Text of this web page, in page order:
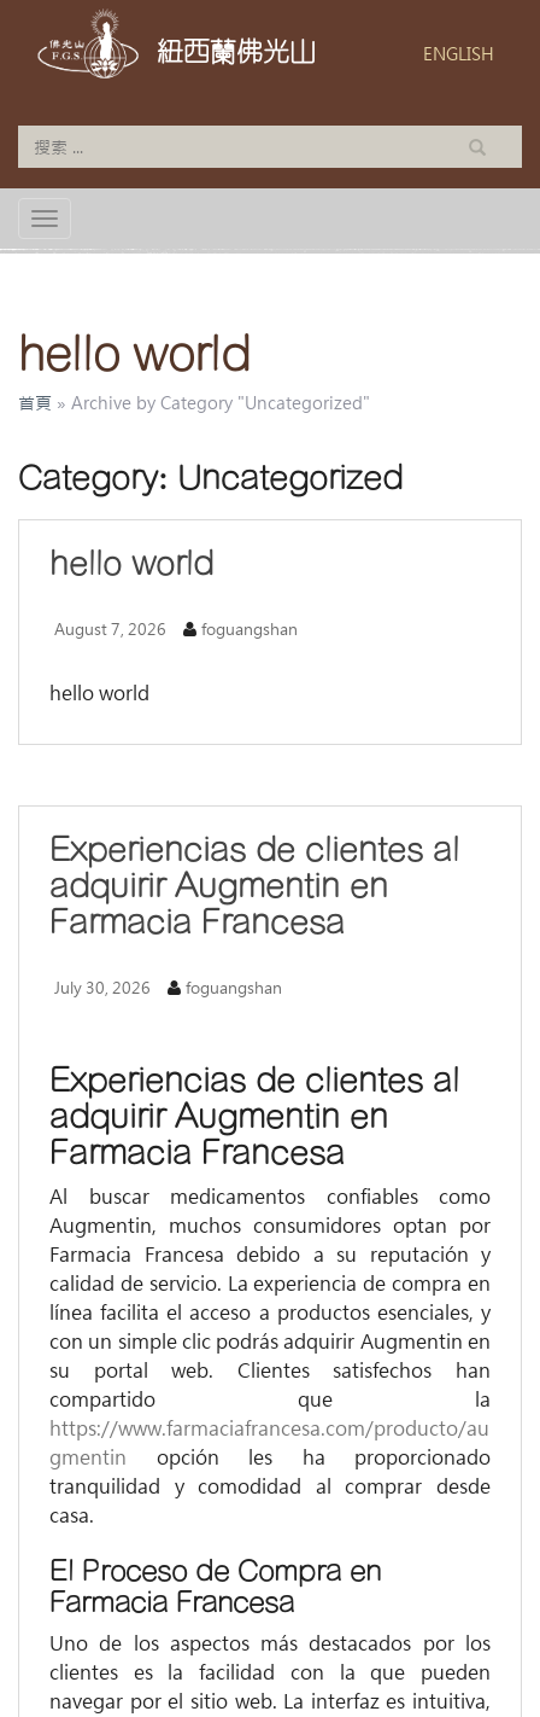
紐西蘭佛光山 ENGLISH
TOGGLE NAVIGATION
hello world
首頁 » Archive by Category "Uncategorized"
Category: Uncategorized
hello world
August 7, 2026 foguangshan
hello world
Experiencias de clientes al
adquirir Augmentin en
Farmacia Francesa
July 30, 2026 foguangshan
Experiencias de clientes al
adquirir Augmentin en
Farmacia Francesa
Al buscar medicamentos confiables como
Augmentin, muchos consumidores optan por
Farmacia Francesa debido a su reputación y
calidad de servicio. La experiencia de compra en
línea facilita el acceso a productos esenciales, y
con un simple clic podrás adquirir Augmentin en
su portal web. Clientes satisfechos han
compartido que la
https://www.farmaciafrancesa.com/producto/au
gmentin opción les ha proporcionado
tranquilidad y comodidad al comprar desde
casa.
El Proceso de Compra en
Farmacia Francesa
Uno de los aspectos más destacados por los
clientes es la facilidad con la que pueden
navegar por el sitio web. La interfaz es intuitiva,